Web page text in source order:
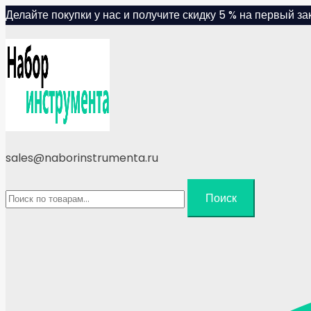
Skip
content
Делайте покупки у нас и получите скидку 5 % на первый
sales@naborinstrumenta.ru
Искать:
Поиск